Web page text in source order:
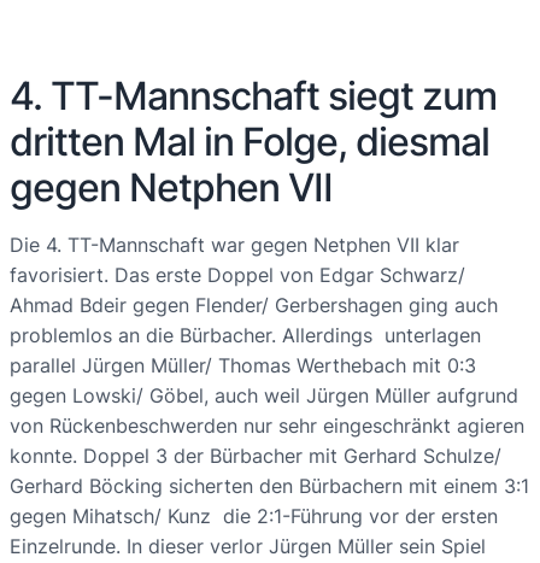
4. TT-Mannschaft siegt zum
dritten Mal in Folge, diesmal
gegen Netphen VII
Die 4. TT-Mannschaft war gegen Netphen VII klar
favorisiert. Das erste Doppel von Edgar Schwarz/
Ahmad Bdeir gegen Flender/ Gerbershagen ging auch
problemlos an die Bürbacher. Allerdings unterlagen
parallel Jürgen Müller/ Thomas Werthebach mit 0:3
gegen Lowski/ Göbel, auch weil Jürgen Müller aufgrund
von Rückenbeschwerden nur sehr eingeschränkt agieren
konnte. Doppel 3 der Bürbacher mit Gerhard Schulze/
Gerhard Böcking sicherten den Bürbachern mit einem 3:1
gegen Mihatsch/ Kunz die 2:1-Führung vor der ersten
Einzelrunde. In dieser verlor Jürgen Müller sein Spiel